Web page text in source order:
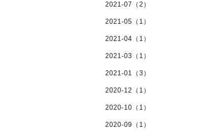
2021-07（2）
2021-05（1）
2021-04（1）
2021-03（1）
2021-01（3）
2020-12（1）
2020-10（1）
2020-09（1）